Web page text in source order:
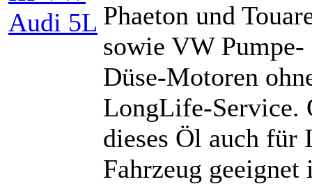
Phaeton und
sowie VW Pumpe-
Düse-Motoren
LongLife-Service.
dieses Öl auch für
Fahrzeug geeignet